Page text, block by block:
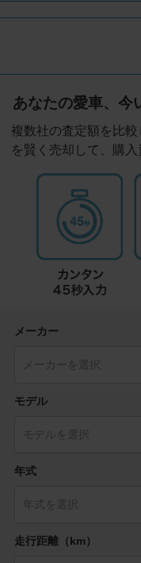
あなたの愛車、今
複数社の査定額を比
を賢く売却して、購
メーカー
モデル
年式
走行距離（km）